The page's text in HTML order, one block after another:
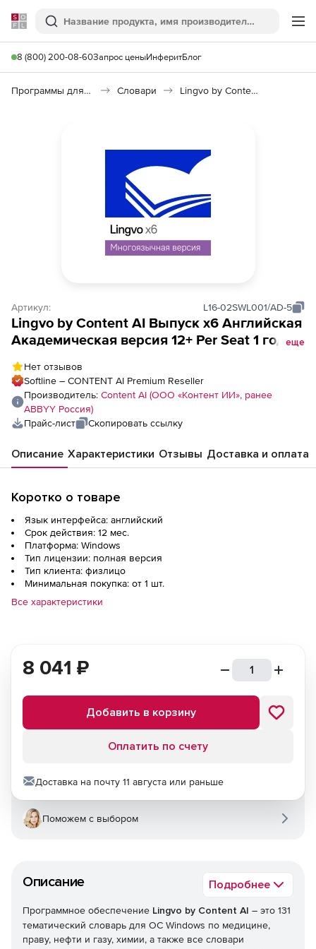
Softline
Поиск
8 (800) 200-08-60Запрос ценыИнферитБлог
Программы для работы с текстом Словари Lingvo by Content AI Выпуск x6 Многоязычная
Артикул: L16-02SWL001/AD-5
Lingvo by Content AI Выпуск x6 Английская
Академическая версия 12+ Per Seat 1 год,еще
Нет отзывов
Softline – CONTENT AI Premium Reseller
Производитель: Content AI (ООО «Контент ИИ», ранее
ABBYY Россия)
Прайс-лист
Скопировать ссылку
Описание Характеристики Отзывы Доставка и оплата
Коротко о товаре
Язык интерфейса: английский
Срок действия: 12 мес.
Платформа: Windows
Тип лицензии: полная версия
Тип клиента: физлицо
Минимальная покупка: от 1 шт.
Все характеристики
Описание Подробнее
Программное обеспечение Lingvo by Content AI​ – это 131
тематический словарь для ОС Windows по медицине,
праву, нефти и газу, химии, а также все словари
8 041 ₽
Добавить в корзину
Оплатить по счету
Доставка на почту 11 августа или раньше
Поможем с выбором